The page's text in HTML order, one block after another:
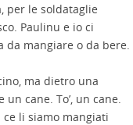
per le soldataglie
Paulinu e io ci
mangiare o da bere.
ma dietro una
cane. To’, un cane.
li siamo mangiati